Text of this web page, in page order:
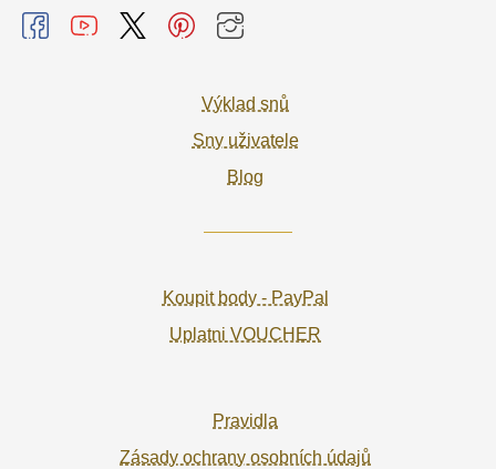
Výklad snů
Sny uživatele
Blog
Koupit body - PayPal
Uplatni VOUCHER
Pravidla
Zásady ochrany osobních údajů